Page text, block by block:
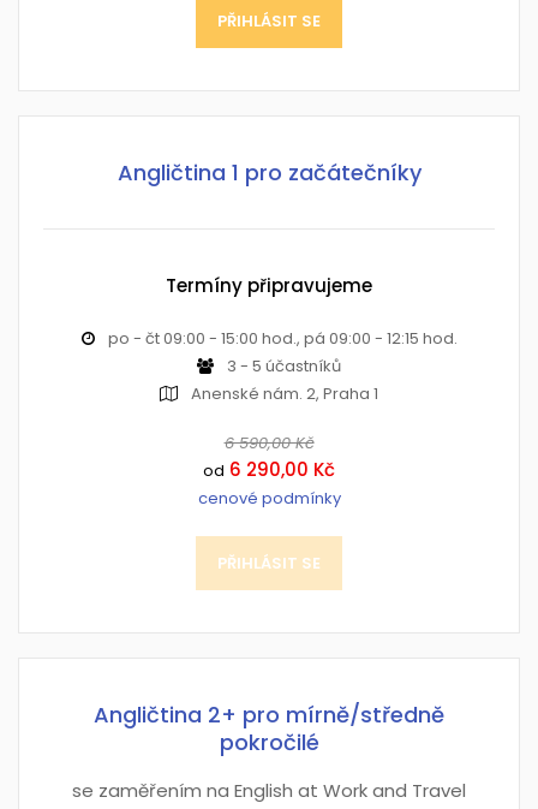
PŘIHLÁSIT SE
Angličtina 1 pro začátečníky
Termíny připravujeme
po - čt 09:00 - 15:00 hod., pá 09:00 - 12:15 hod.
3 - 5 účastníků
Anenské nám. 2, Praha 1
6 590,00 Kč
od 6 290,00 Kč
cenové podmínky
PŘIHLÁSIT SE
Angličtina 2+ pro mírně/středně
pokročilé
se zaměřením na English at Work and Travel